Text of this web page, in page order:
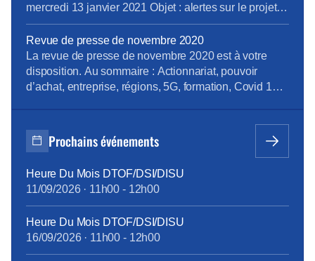
mercredi 13 janvier 2021 Objet : alertes sur le projet
immobilier Montpellier Campus Monsieur le Directeur,
Nous souhaitons porter à votre connaissance nos
inquiétudes et celles des salariés concernés quant au
projet immobilier Montpellier Campus du site la
Pompignane, (site où IBM […]
Revue de presse de novembre 2020
La revue de presse de novembre 2020 est à votre
disposition. Au sommaire : Actionnariat, pouvoir
d’achat, entreprise, régions, 5G, formation, Covid 19,
gratuitement : s’abonner Vous pouvez lire les articles
au fil de leur publication en rubrique Revue de
sur Facebook, Twitter, […]
Prochains événements
Heure Du Mois DTOF/DSI/DISU
11/09/2026· 11h00 - 12h00
Heure Du Mois DTOF/DSI/DISU
16/09/2026· 11h00 - 12h00